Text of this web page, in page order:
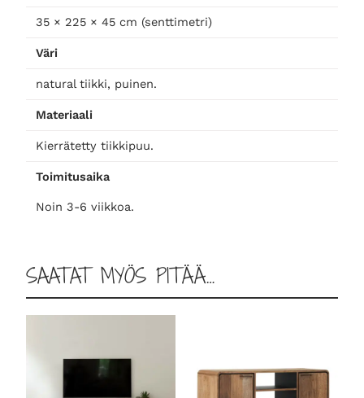
35 × 225 × 45 cm (senttimetri)
Väri
natural tiikki, puinen.
Materiaali
Kierrätetty tiikkipuu.
Toimitusaika
Noin 3-6 viikkoa.
SAATAT MYÖS PITÄÄ…